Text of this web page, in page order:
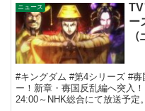
ニュース
ー
#キングダム #第4シリーズ #
ー！新章・毐国反乱編へ突入
24:00～NHK総合にて放送予